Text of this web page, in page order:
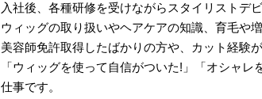
入社後、各種研修を受けながらスタイリストデ
ウィッグの取り扱いやヘアケアの知識、育毛や
美容師免許取得したばかりの方や、カット経験
「ウィッグを使って自信がついた!」「オシャ
仕事です。